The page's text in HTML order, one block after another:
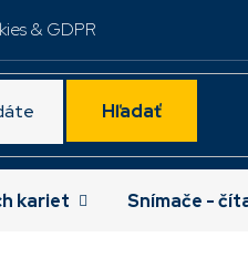
& GDPR
Hľadať
kariet Snímače -